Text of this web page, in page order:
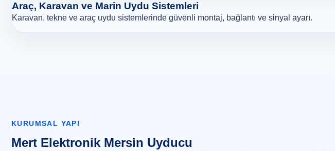
Araç, Karavan ve Marin Uydu Sistemleri
Karavan, tekne ve araç uydu sistemlerinde güvenli montaj, bağlantı ve sinyal ayarı.
KURUMSAL YAPI
Mert Elektronik Mersin Uyducu